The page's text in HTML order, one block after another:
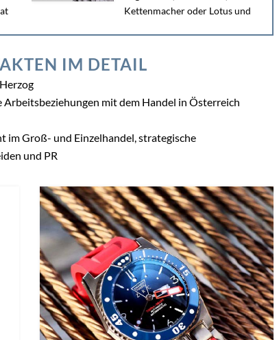
BEREICH
lesen Sie weiter!
kostenlos, um alle Inhalte,
und Insider-Infos als erstes zu
erhalten.
Noch kein Branchen-Insider?Jetzt
registrieren!
SICH JETZT KOSTENLOS,
– NUR FÜR BESONDERE INSIDER!